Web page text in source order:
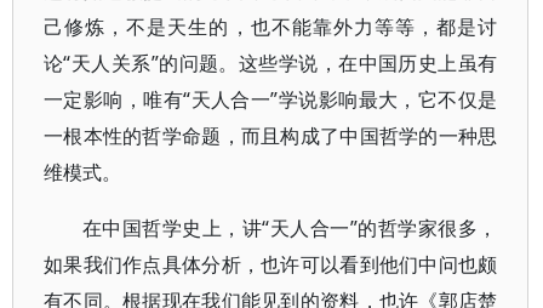
己修炼，不是天生的，也不能靠外力等等，都是讨
论“天人关系”的问题。这些学说，在中国历史上虽有
一定影响，唯有“天人合一”学说影响最大，它不仅是
一根本性的哲学命题，而且构成了中国哲学的一种思
维模式。
在中国哲学史上，讲“天人合一”的哲学家很多，
如果我们作点具体分析，也许可以看到他们中问也颇
有不同。根据现在我们能见到的资料，也许《郭店楚